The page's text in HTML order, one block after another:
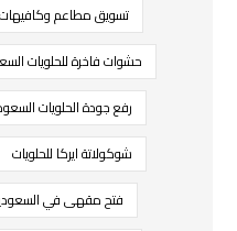
تسويق مطاعم وكافيهات
حشوات فاخرة للحلويات
رفع جودة الحلويات
شوكولاتة ايركا للحلويات
فتح مقهى في